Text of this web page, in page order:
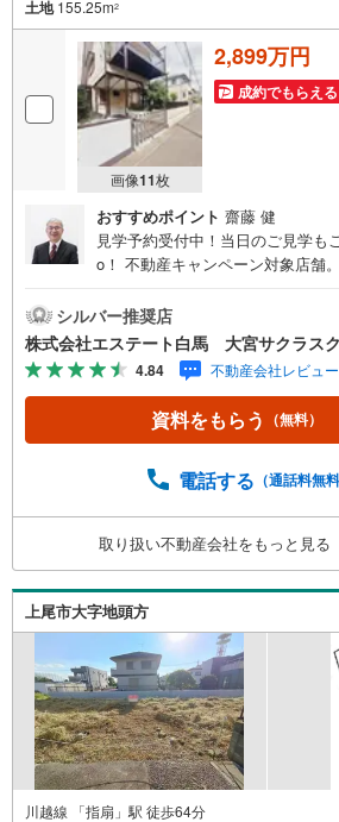
土地155.25m2
画像11枚
2,899万円
成約でもらえる
おすすめポイント 齋藤 健
見学予約受付中！当日のご見学も
o！ 不動産キャンペーン対象店舗
予約をする」ボタンからお問い合
間 9:30～19:00】（年末年始除く
い合わせが集中するため、お早め
内・現地を見学する」ボタンより
がスムーズです。【エステート
ール店】・提携FPへの無料個別
を招いての無料マイホームセミナ
ローン、引渡しまで安全安心な取
白馬グループ各社（白馬建設、大
サービス）と連携したプラスアッ
から引越し後のバックアップまで
シルバー推奨店
株式会社エステート白馬 大宮サクラス
4.84 不動産会社レビュ
資料をもらう （無料）
電話する （通話料無料
取り扱い不動産会社をもっと見る
上尾市大字地頭方
川越線 「指扇」駅 徒歩64分